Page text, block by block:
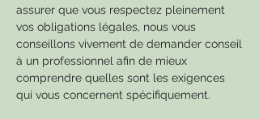
assurer que vous respectez pleinement
vos obligations légales, nous vous
conseillons vivement de demander conseil
à un professionnel afin de mieux
comprendre quelles sont les exigences
qui vous concernent spécifiquement.